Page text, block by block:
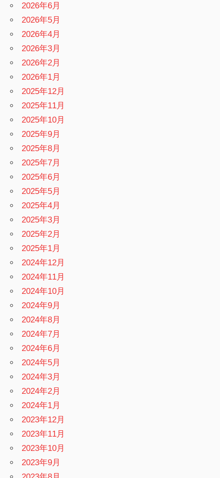
2026年6月
2026年5月
2026年4月
2026年3月
2026年2月
2026年1月
2025年12月
2025年11月
2025年10月
2025年9月
2025年8月
2025年7月
2025年6月
2025年5月
2025年4月
2025年3月
2025年2月
2025年1月
2024年12月
2024年11月
2024年10月
2024年9月
2024年8月
2024年7月
2024年6月
2024年5月
2024年3月
2024年2月
2024年1月
2023年12月
2023年11月
2023年10月
2023年9月